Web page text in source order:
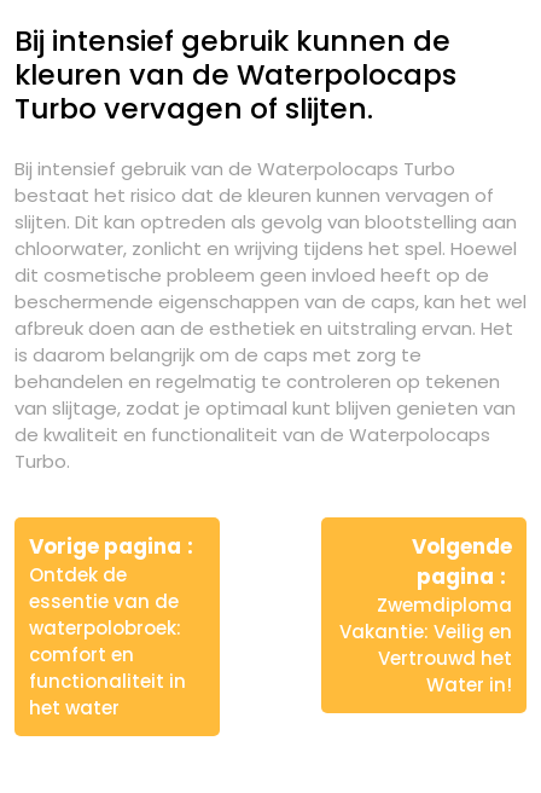
Bij intensief gebruik kunnen de
kleuren van de Waterpolocaps
Turbo vervagen of slijten.
Bij intensief gebruik van de Waterpolocaps Turbo
bestaat het risico dat de kleuren kunnen vervagen of
slijten. Dit kan optreden als gevolg van blootstelling aan
chloorwater, zonlicht en wrijving tijdens het spel. Hoewel
dit cosmetische probleem geen invloed heeft op de
beschermende eigenschappen van de caps, kan het wel
afbreuk doen aan de esthetiek en uitstraling ervan. Het
is daarom belangrijk om de caps met zorg te
behandelen en regelmatig te controleren op tekenen
van slijtage, zodat je optimaal kunt blijven genieten van
de kwaliteit en functionaliteit van de Waterpolocaps
Turbo.
Berichtnavigatie
Vorige pagina
Ontdek de
essentie van de
waterpolobroek:
comfort en
functionaliteit in
het water
Volgende
pagina
Zwemdiploma
Vakantie: Veilig en
Vertrouwd het
Water in!